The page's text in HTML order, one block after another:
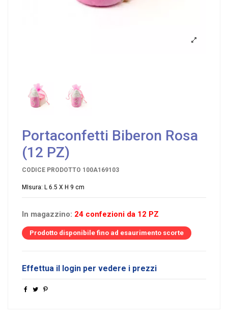
Portaconfetti Biberon Rosa
(12 PZ)
CODICE PRODOTTO 100A169103
MIsura: L 6.5 X H 9 cm
In magazzino: 24 confezioni da 12 PZ
Prodotto disponibile fino ad esaurimento scorte
Effettua il login per vedere i prezzi